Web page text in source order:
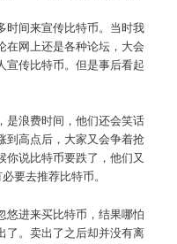
时间来宣传比特币。当时我
在网上还是各种论坛，大会
宣传比特币。但是事后看起
是浪费时间，他们还会笑话
到高点后，大家又会争着抢
你说比特币要跌了，他们又
要去推荐比特币。
进来买比特币，结果哪怕
了。卖出了之后却并没有离